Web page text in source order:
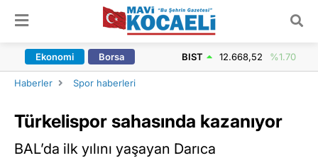
Ekonomi Borsa BIST 12.668,52 %1.70
Haberler Spor haberleri
Türkelispor sahasında kazanıyor
BAL’da ilk yılını yaşayan Darıca